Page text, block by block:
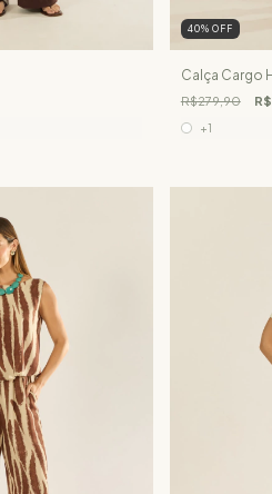
40% OFF
Calça Cargo
R$279,90
+1